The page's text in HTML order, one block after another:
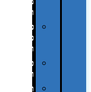
ופרימיום
כלים,
פנסים
ורכב
טקסטיל
וחורף
תיקים